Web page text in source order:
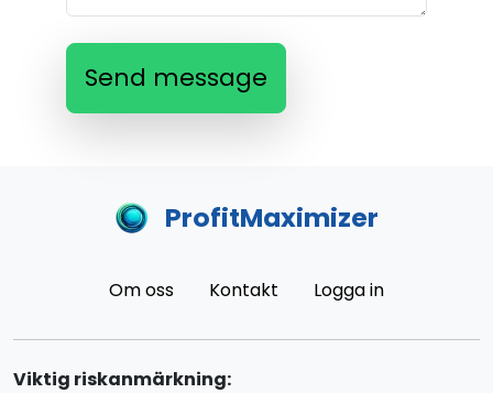
Send message
ProfitMaximizer
Om oss Kontakt Logga in
Viktig riskanmärkning: